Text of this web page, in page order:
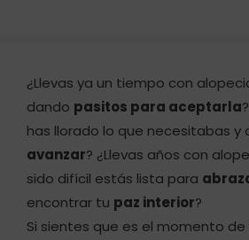
¿Llevas ya un tiempo con
dando pasitos para aceptarla
has llorado lo que necesitabas y
avanzar? ¿Llevas años con
sido difícil estás lista para
encontrar tu paz interior?
Si sientes que es el momento